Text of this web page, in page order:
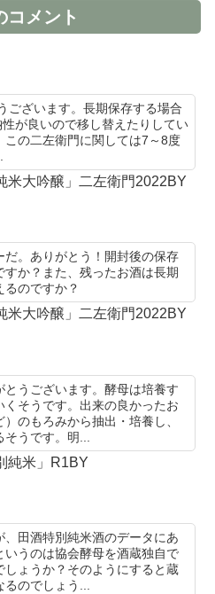
コメント
ございます。長期保存する場合
が良いので移し替えたりしてい
この二左衛門に関しては7～8度
米大吟醸」二左衛門2022BY
。ありがとう！開封後の保存
か？また、残ったお酒は長期
のですか？
米大吟醸」二左衛門2022BY
うございます。酵母は培養す
そうです。出来の良かったお
のもろみから抽出・培養し、
うです。明...
純米」R1BY
田酒特別純米酒のデータにあ
うのは協会酵母を酒蔵独自で
ょうか？そのようにすると蔵
るのでしょう...